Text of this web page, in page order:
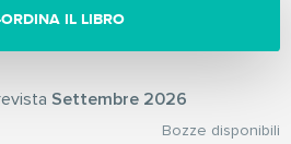
ORDINA IL LIBRO
Settembre 2026
Bozze disponibili